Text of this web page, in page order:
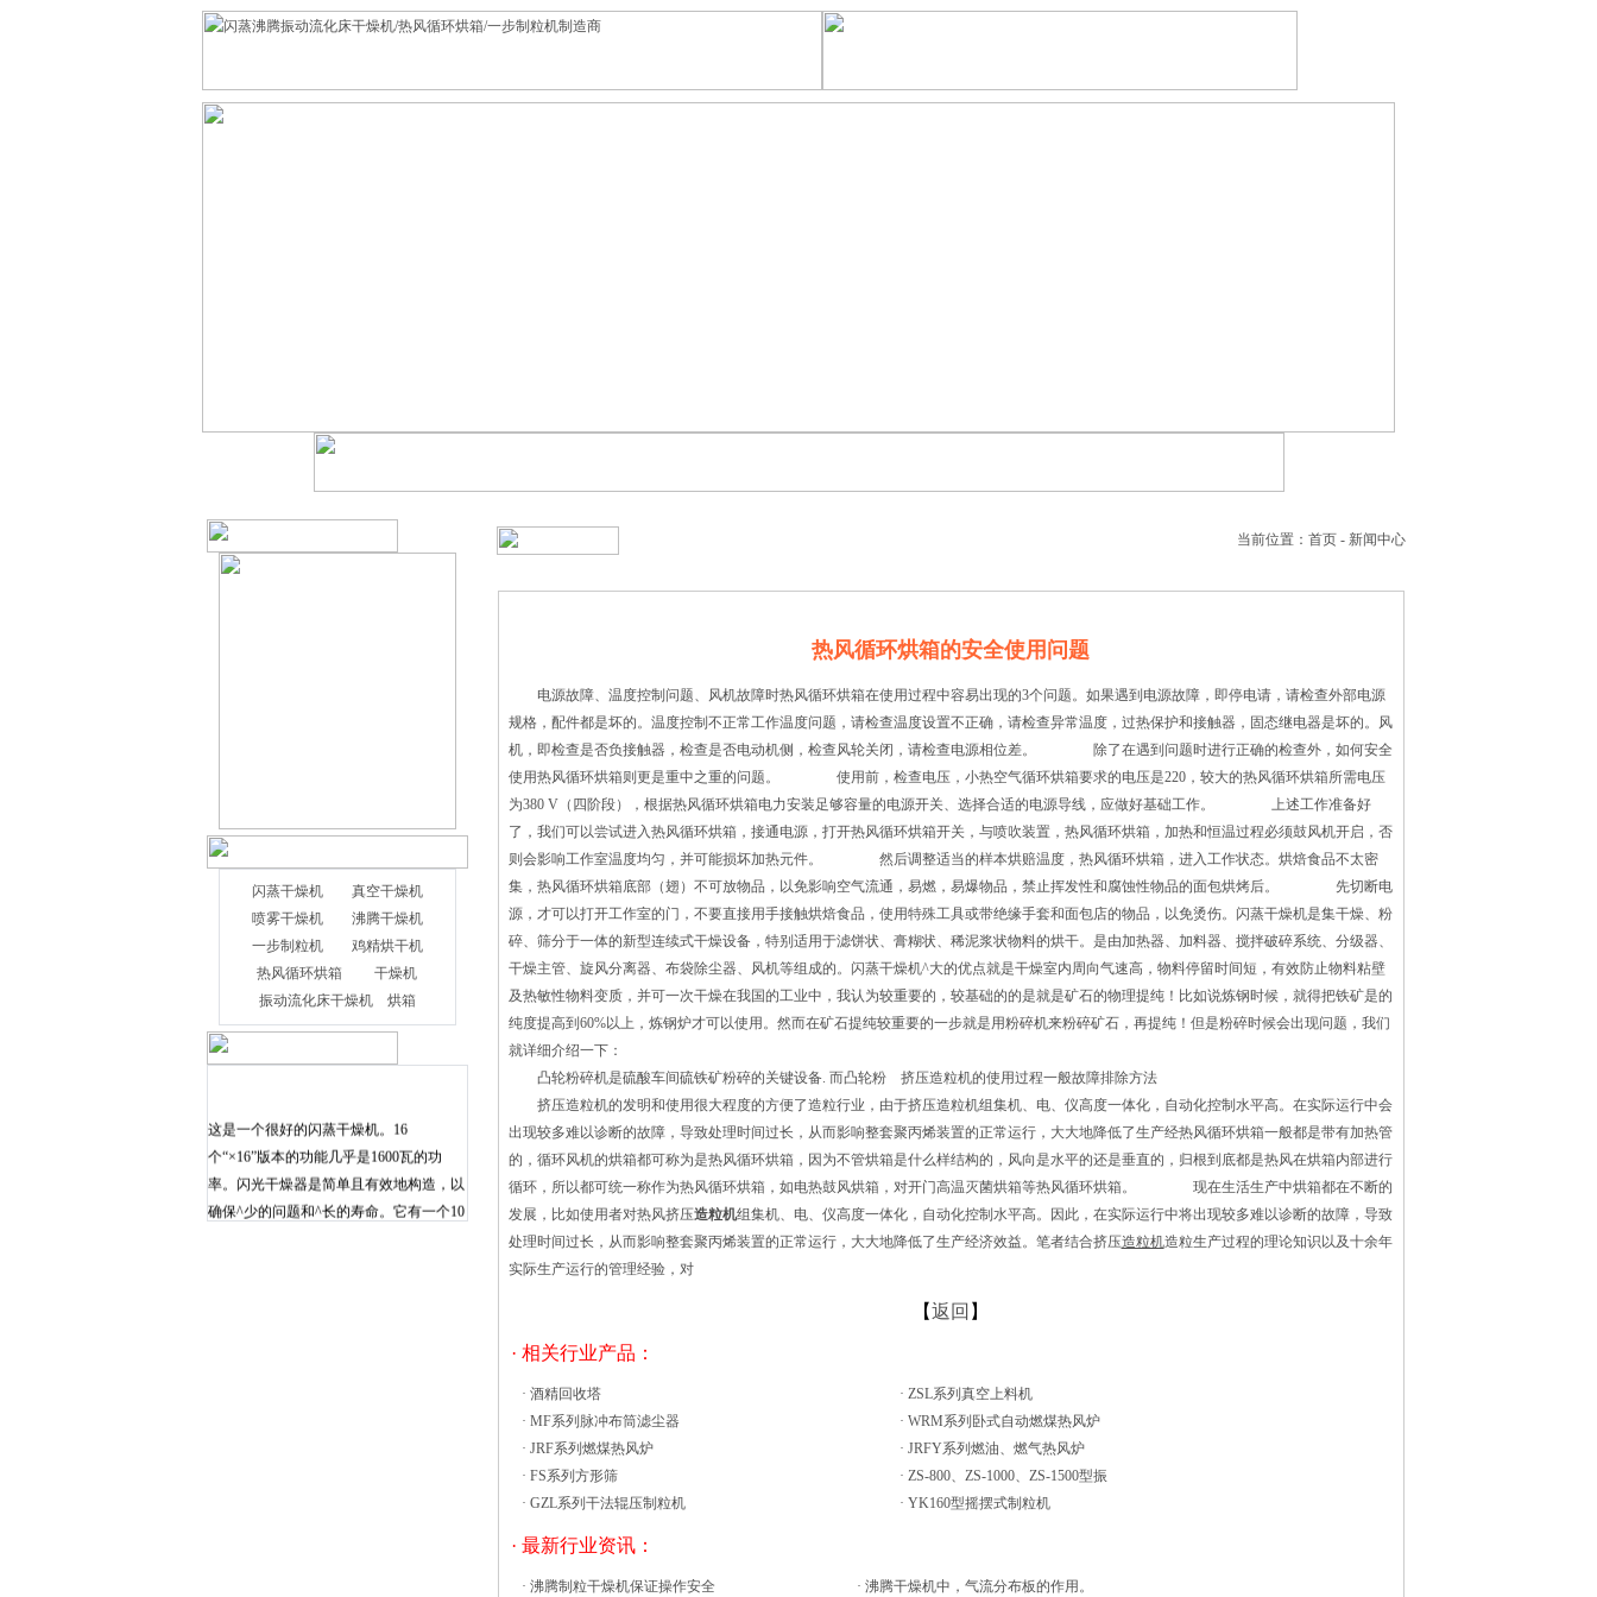
闪蒸干燥机
真空干燥机
喷雾干燥机
沸腾干燥机
一步制粒机
鸡精烘干机
热风循环烘箱
干燥机
振动流化床干燥机
烘箱
这是一个很好的闪蒸干燥机。16
个“×16”版本的功能几乎是1600瓦的功
率。闪光干燥器是简单且有效地构造，以
确保^少的问题和^长的寿命。它有一个10
当前位置： 首页- 新闻中心
热风循环烘箱的安全使用问题
电源故障、温度控制问题、风机故障时热风循环烘箱在使用过程中容易出现的3个问题。如果遇到电源故障，即停电请，请检查外部电源
规格，配件都是坏的。温度控制不正常工作温度问题，请检查温度设置不正确，请检查异常温度，过热保护和接触器，固态继电器是坏的。风
机，即检查是否负接触器，检查是否电动机侧，检查风轮关闭，请检查电源相位差。 除了在遇到问题时进行正确的检查外，如何安全
使用热风循环烘箱则更是重中之重的问题。 使用前，检查电压，小热空气循环烘箱要求的电压是220，较大的热风循环烘箱所需电压
为380 V（四阶段），根据热风循环烘箱电力安装足够容量的电源开关、选择合适的电源导线，应做好基础工作。 上述工作准备好
了，我们可以尝试进入热风循环烘箱，接通电源，打开热风循环烘箱开关，与喷吹装置，热风循环烘箱，加热和恒温过程必须鼓风机开启，否
则会影响工作室温度均匀，并可能损坏加热元件。 然后调整适当的样本烘赔温度，热风循环烘箱，进入工作状态。烘焙食品不太密
集，热风循环烘箱底部（翅）不可放物品，以免影响空气流通，易燃，易爆物品，禁止挥发性和腐蚀性物品的面包烘烤后。 先切断电
源，才可以打开工作室的门，不要直接用手接触烘焙食品，使用特殊工具或带绝缘手套和面包店的物品，以免烫伤。闪蒸干燥机是集干燥、粉
碎、筛分于一体的新型连续式干燥设备，特别适用于滤饼状、膏糊状、稀泥浆状物料的烘干。是由加热器、加料器、搅拌破碎系统、分级器、
干燥主管、旋风分离器、布袋除尘器、风机等组成的。闪蒸干燥机^大的优点就是干燥室内周向气速高，物料停留时间短，有效防止物料粘壁
及热敏性物料变质，并可一次干燥在我国的工业中，我认为较重要的，较基础的的是就是矿石的物理提纯！比如说炼钢时候，就得把铁矿是的
纯度提高到60%以上，炼钢炉才可以使用。然而在矿石提纯较重要的一步就是用粉碎机来粉碎矿石，再提纯！但是粉碎时候会出现问题，我们
就详细介绍一下：
凸轮粉碎机是硫酸车间硫铁矿粉碎的关键设备. 而凸轮粉 挤压造粒机的使用过程一般故障排除方法
挤压造粒机的发明和使用很大程度的方便了造粒行业，由于挤压造粒机组集机、电、仪高度一体化，自动化控制水平高。在实际运行中会
出现较多难以诊断的故障，导致处理时间过长，从而影响整套聚丙烯装置的正常运行，大大地降低了生产经热风循环烘箱一般都是带有加热管
的，循环风机的烘箱都可称为是热风循环烘箱，因为不管烘箱是什么样结构的，风向是水平的还是垂直的，归根到底都是热风在烘箱内部进行
循环，所以都可统一称作为热风循环烘箱，如电热鼓风烘箱，对开门高温灭菌烘箱等热风循环烘箱。 现在生活生产中烘箱都在不断的
发展，比如使用者对热风挤压造粒机组集机、电、仪高度一体化，自动化控制水平高。因此，在实际运行中将出现较多难以诊断的故障，导致
处理时间过长，从而影响整套聚丙烯装置的正常运行，大大地降低了生产经济效益。笔者结合挤压造粒机造粒生产过程的理论知识以及十余年
实际生产运行的管理经验，对
【返回 】
· 相关行业产品：
· 酒精回收塔 · ZSL系列真空上料机
· MF系列脉冲布筒滤尘器 · WRM系列卧式自动燃煤热风炉
· JRF系列燃煤热风炉 · JRFY系列燃油、燃气热风炉
· FS系列方形筛 · ZS-800、ZS-1000、ZS-1500型振
· GZL系列干法辊压制粒机 · YK160型摇摆式制粒机
· 最新行业资讯：
· 沸腾制粒干燥机保证操作安全 · 沸腾干燥机中，气流分布板的作用。